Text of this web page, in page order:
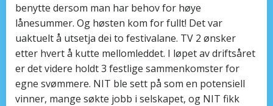
benytte dersom man har behov for høye
lånesummer. Og høsten kom for fullt! Det var
uaktuelt å utsetja dei to festivalane. TV 2 ønsker
etter hvert å kutte mellomleddet. I løpet av driftsåret
er det videre holdt 3 festlige sammenkomster for
egne svømmere. NIT ble sett på som en potensiell
vinner, mange søkte jobb i selskapet, og NIT fikk